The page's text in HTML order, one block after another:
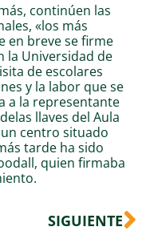
continúen las
«los más
en breve se firme
la Universidad de
de escolares
y la labor que se
a la representante
llaves del Aula
centro situado
tarde ha sido
quien firmaba
SIGUIENTE